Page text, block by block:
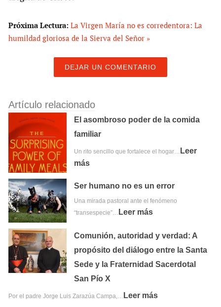
Próxima Lectura: La Virgen María no es corredentora: La
humildad gloriosa de la Sierva del Señor »
DEJAR UN COMENTARIO
Artículo relacionado
El asombroso poder de la comida
familiar
Un rito sencillo que fortalece el hogar… Leer
más
Ser humano no es un error
Una mirada pastoral ante el fenómeno
“transespecie”… Leer más
Comunión, autoridad y verdad: A
propósito del diálogo entre la Santa
Sede y la Fraternidad Sacerdotal
San Pío X
Por el padre Jorge Luis Zarazúa Campa,… Leer más